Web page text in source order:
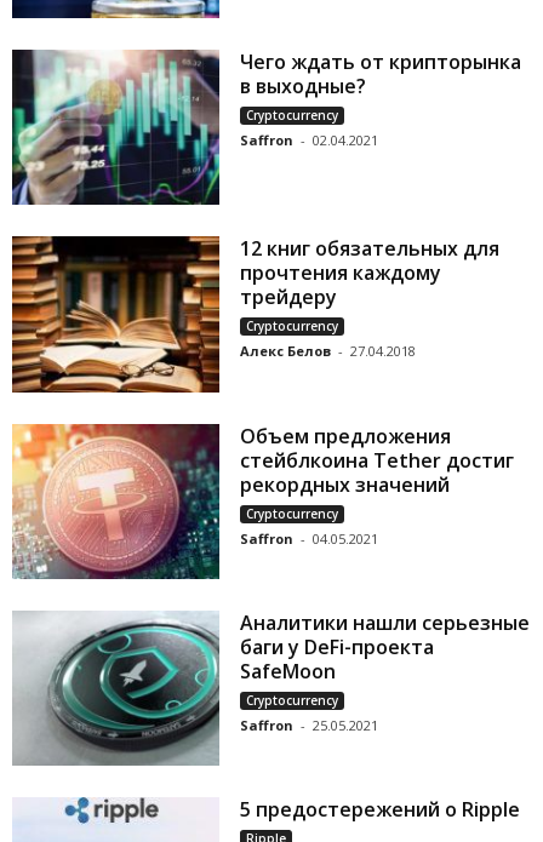
Чего ждать от крипторынка
в выходные?
Cryptocurrency
Saffron - 02.04.2021
12 книг обязательных для
прочтения каждому
трейдеру
Cryptocurrency
Алекс Белов - 27.04.2018
Объем предложения
стейблкоина Tether достиг
рекордных значений
Cryptocurrency
Saffron - 04.05.2021
Аналитики нашли серьезные
баги у DeFi-проекта
SafeMoon
Cryptocurrency
Saffron - 25.05.2021
5 предостережений о Ripple